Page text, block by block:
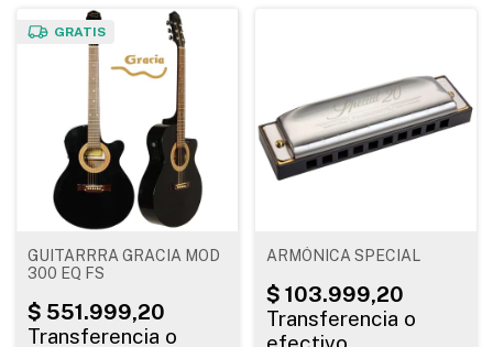
GRATIS
GUITARRRA GRACIA MOD
300 EQ FS
ARMÓNICA SPECIAL